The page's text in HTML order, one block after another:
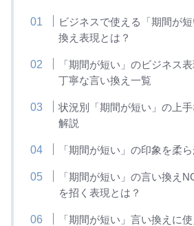
ビジネスで使える「期間が
換え表現とは？
「期間が短い」のビジネス
丁寧な言い換え一覧
状況別「期間が短い」の上
解説
「期間が短い」の印象を柔
「期間が短い」の言い換え
を招く表現とは？
「期間が短い」言い換えに